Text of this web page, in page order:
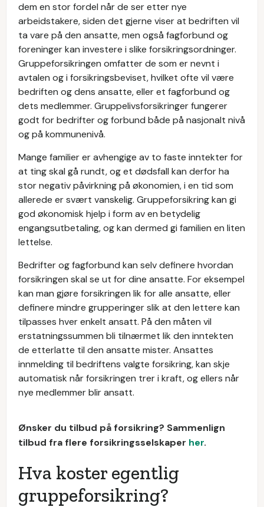
dem en stor fordel når de ser etter nye
arbeidstakere, siden det gjerne viser at bedriften vil
ta vare på den ansatte, men også fagforbund og
foreninger kan investere i slike forsikringsordninger.
Gruppeforsikringen omfatter de som er nevnt i
avtalen og i forsikringsbeviset, hvilket ofte vil være
bedriften og dens ansatte, eller et fagforbund og
dets medlemmer. Gruppelivsforsikringer fungerer
godt for bedrifter og forbund både på nasjonalt nivå
og på kommunenivå.
Mange familier er avhengige av to faste inntekter for
at ting skal gå rundt, og et dødsfall kan derfor ha
stor negativ påvirkning på økonomien, i en tid som
allerede er svært vanskelig. Gruppeforsikring kan gi
god økonomisk hjelp i form av en betydelig
engangsutbetaling, og kan dermed gi familien en liten
lettelse.
Bedrifter og fagforbund kan selv definere hvordan
forsikringen skal se ut for dine ansatte. For eksempel
kan man gjøre forsikringen lik for alle ansatte, eller
definere mindre grupperinger slik at den lettere kan
tilpasses hver enkelt ansatt. På den måten vil
erstatningssummen bli tilnærmet lik den inntekten
de etterlatte til den ansatte mister. Ansattes
innmelding til bedriftens valgte forsikring, kan skje
automatisk når forsikringen trer i kraft, og ellers når
nye medlemmer blir ansatt.
Ønsker du tilbud på forsikring? Sammenlign
tilbud fra flere forsikringsselskaper her.
Hva koster egentlig
gruppeforsikring?